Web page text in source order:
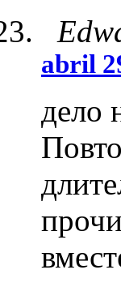
abril
дело